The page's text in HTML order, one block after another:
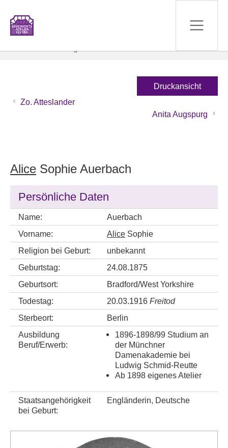
Druckansicht
Zo. Atteslander
Anita Augspurg
Alice Sophie Auerbach
Persönliche Daten
Name:
Auerbach
Vorname:
Alice Sophie
Religion bei Geburt:
unbekannt
Geburtstag:
24.08.1875
Geburtsort:
Bradford/West Yorkshire
Todestag:
20.03.1916 Freitod
Sterbeort:
Berlin
Ausbildung
Beruf/Erwerb:
1896-1898/99 Studium an
der Münchner
Damenakademie bei
Ludwig Schmid-Reutte
Ab 1898 eigenes Atelier
Staatsangehörigkeit
bei Geburt:
Engländerin, Deutsche